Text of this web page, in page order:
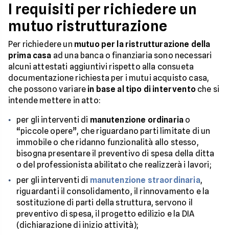
I requisiti per richiedere un
mutuo ristrutturazione
Per richiedere un mutuo per la ristrutturazione della
prima casa ad una banca o finanziaria sono necessari
alcuni attestati aggiuntivi rispetto alla consueta
documentazione richiesta per i mutui acquisto casa,
che possono variare in base al tipo di interventoche si
intende mettere in atto:
per gli interventi di manutenzione ordinaria o
“piccole opere”, che riguardano parti limitate di un
immobile o che ridanno funzionalità allo stesso,
bisogna presentare il preventivo di spesa della ditta
o del professionista abilitato che realizzerà i lavori;
per gli interventi di manutenzione straordinaria,
riguardanti il consolidamento, il rinnovamento e la
sostituzione di parti della struttura, servono il
preventivo di spesa, il progetto edilizio e la DIA
(dichiarazione di inizio attività);